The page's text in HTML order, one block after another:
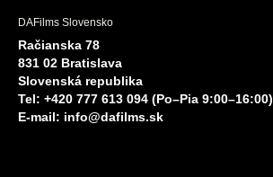
DAFilms Slovensko
Račianska 78
831 02 Bratislava
Slovenská republika
Tel: +420 777 613 094 (Po–Pia 9:00–16:00)
E-mail: info@dafilms.sk